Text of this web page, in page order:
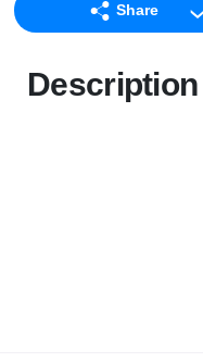
Share
Facebook
Description